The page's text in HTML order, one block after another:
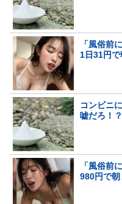
「風俗前
1日31円
コンビニ
嘘だろ！？
「風俗前
980円で